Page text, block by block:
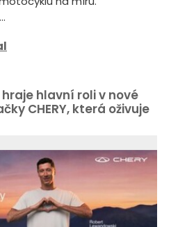
hlavní roli v nové
CHERY, která oživuje